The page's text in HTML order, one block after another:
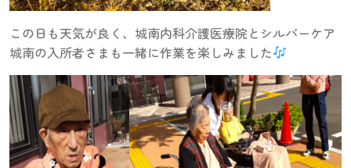
この日も天気が良く、城南内科介護医療院とシルバーケア
城南の入所者さまも一緒に作業を楽しみました